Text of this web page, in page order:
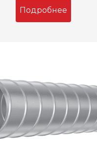
Подробнее